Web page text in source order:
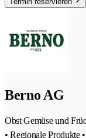
Berno AG
Obst Gemüse und
• Regionale Produkte